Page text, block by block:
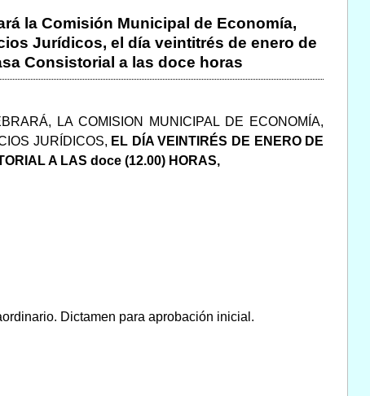
la Comisión Municipal de Economía,
Jurídicos, el día veintitrés de enero de
Consistorial a las doce horas
LA COMISION MUNICIPAL DE ECONOMÍA,
JURÍDICOS, EL DÍA VEINTIRÉS DE ENERO DE
A LAS doce (12.00) HORAS,
Dictamen para aprobación inicial.